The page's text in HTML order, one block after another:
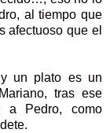
al tiempo que
afectuoso que el
un plato es un
tras ese
a Pedro, como